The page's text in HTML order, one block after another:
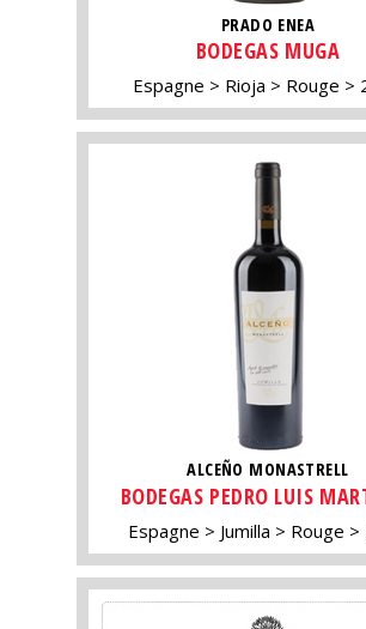
PRADO ENEA
BODEGAS MUGA
Espagne Rioja Rouge
ALCEÑO MONASTRELL
BODEGAS PEDRO LUIS
Espagne Jumilla Rouge